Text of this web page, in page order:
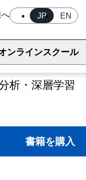
JP EN
へ
ンラインスクール
析・深層学習
書籍を購入